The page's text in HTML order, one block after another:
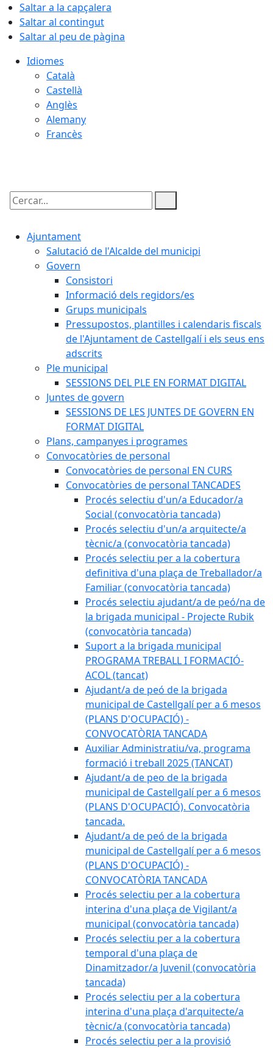
Saltar a la capçalera
Saltar al contingut
Saltar al peu de pàgina
Idiomes
Català
Castellà
Anglès
Alemany
Francès
Cercar:
Ajuntament
Salutació de l'Alcalde del municipi
Govern
Consistori
Informació dels regidors/es
Grups municipals
Pressupostos, plantilles i calendaris fiscals
de l'Ajuntament de Castellgalí i els seus ens
adscrits
Ple municipal
SESSIONS DEL PLE EN FORMAT DIGITAL
Juntes de govern
SESSIONS DE LES JUNTES DE GOVERN EN
FORMAT DIGITAL
Plans, campanyes i programes
Convocatòries de personal
Convocatòries de personal EN CURS
Convocatòries de personal TANCADES
Procés selectiu d'un/a Educador/a
Social (convocatòria tancada)
Procés selectiu d'un/a arquitecte/a
tècnic/a (convocatòria tancada)
Procés selectiu per a la cobertura
definitiva d'una plaça de Treballador/a
Familiar (convocatòria tancada)
Procés selectiu ajudant/a de peó/na de
la brigada municipal - Projecte Rubik
(convocatòria tancada)
Suport a la brigada municipal
PROGRAMA TREBALL I FORMACIÓ-
ACOL (tancat)
Ajudant/a de peó de la brigada
municipal de Castellgalí per a 6 mesos
(PLANS D'OCUPACIÓ) -
CONVOCATÒRIA TANCADA
Auxiliar Administratiu/va, programa
formació i treball 2025 (TANCAT)
Ajudant/a de peo de la brigada
municipal de Castellgalí per a 6 mesos
(PLANS D'OCUPACIÓ). Convocatòria
tancada.
Ajudant/a de peó de la brigada
municipal de Castellgalí per a 6 mesos
(PLANS D'OCUPACIÓ) -
CONVOCATÒRIA TANCADA
Procés selectiu per a la cobertura
interina d'una plaça de Vigilant/a
municipal (convocatòria tancada)
Procés selectiu per a la cobertura
temporal d'una plaça de
Dinamitzador/a Juvenil (convocatòria
tancada)
Procés selectiu per a la cobertura
interina d'una plaça d'arquitecte/a
tècnic/a (convocatòria tancada)
Procés selectiu per a la provisió